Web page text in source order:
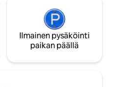
Ilmainen pysäköinti
paikan päällä